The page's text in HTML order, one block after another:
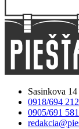
Sasinkova
0918/694 212
0905/691 581